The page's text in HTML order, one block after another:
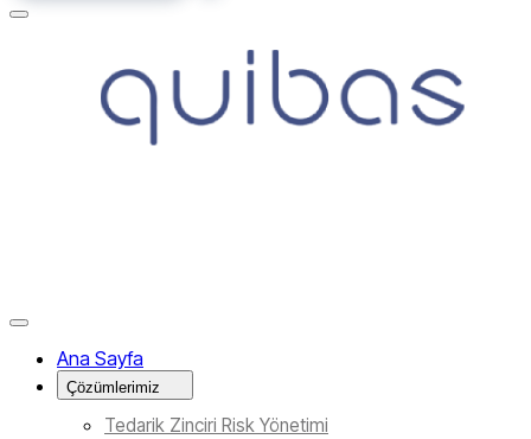
Menu
Menüyü Kapat
Ana Sayfa
Çözümlerimiz
Tedarik Zinciri Risk Yönetimi